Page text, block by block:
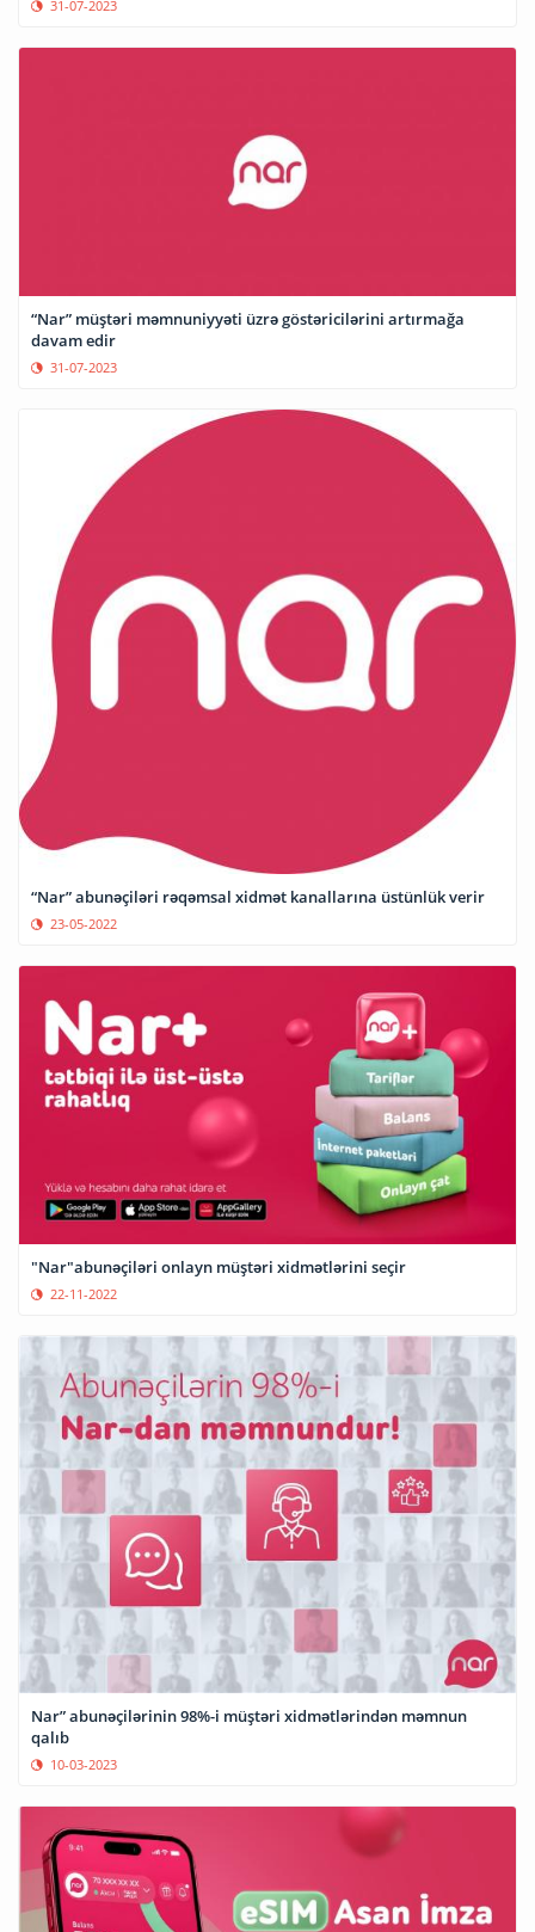
31-07-2023
“Nar” müştəri məmnuniyyəti üzrə göstəricilərini artırmağa
davam edir
31-07-2023
23-05-2022
"Nar"abunəçiləri onlayn müştəri xidmətlərini seçir
22-11-2022
Nar” abunəçilərinin 98%-i müştəri xidmətlərindən məmnun
qalıb
10-03-2023